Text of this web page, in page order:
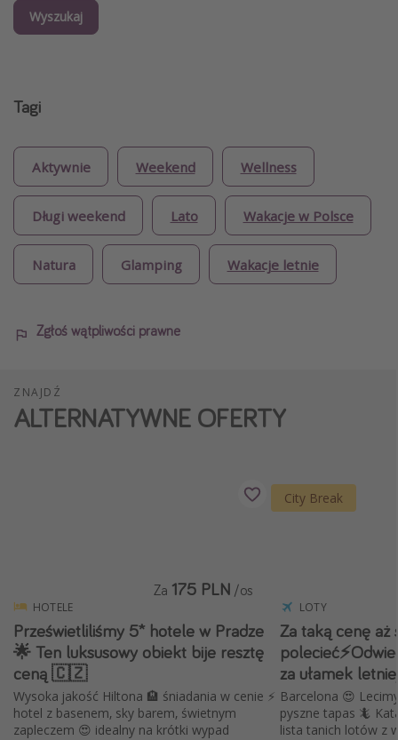
Wyszukaj
Tagi
Aktywnie Weekend Wellness
Długi weekend Lato Wakacje w Polsce
Natura Glamping Wakacje letnie
Zgłoś wątpliwości prawne
ZNAJDŹ
ALTERNATYWNE OFERTY
HOTELE
Prześwietliliśmy 5* hotele w Pradze
🌟 Ten luksusowy obiekt bije resztę
ceną 🇨🇿
Wysoka jakość Hiltona 🏨 śniadania w cenie ⚡️
hotel z basenem, sky barem, świetnym
zapleczem 😍 idealny na krótki wypad
Za 175 PLN /os
City Break
LOTY
Za taką cenę aż
za ułamek
Barcelona 😍
pyszne tapas 🦎
lista tanich lotów z